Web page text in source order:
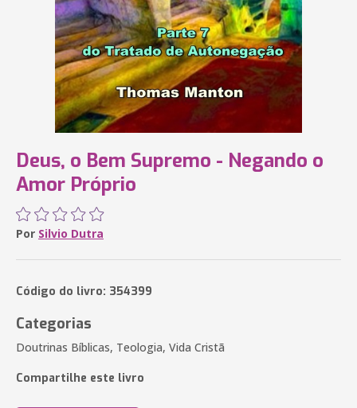
Deus, o Bem Supremo - Negando o
Amor Próprio
Por Silvio Dutra
Código do livro: 354399
Categorias
Doutrinas Bíblicas, Teologia, Vida Cristã
Compartilhe este livro